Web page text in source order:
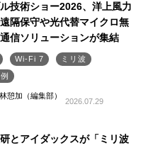
技術ショー2026、洋上風力
隔保守や光代替マイクロ無
信ソリューションが集結
Wi-Fi 7
ミリ波
憩加（編集部）
2026.07.29
とアイダックスが「ミリ波